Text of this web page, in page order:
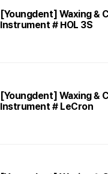
[Youngdent] Waxing &
Instrument # HOL 3S
[Youngdent] Waxing &
Instrument # LeCron